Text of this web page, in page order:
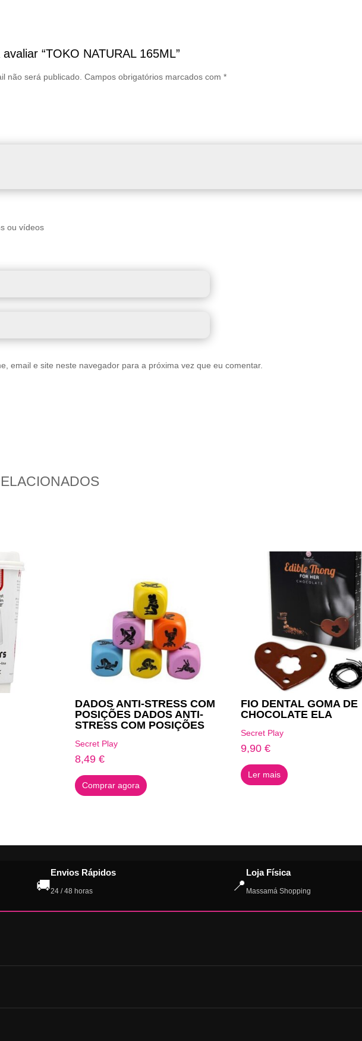
“TOKO NATURAL 165ML”
não será publicado. Campos obrigatórios marcados com*
ou vídeos
email e site neste navegador para a próxima vez que eu comentar.
DADOS ANTI-STRESS COM
POSIÇÕES DADOS ANTI-
STRESS COM POSIÇÕES
Secret Play
8,49€
Comprar agora
FIO DENTAL GOMA DE
CHOCOLATE ELA
Secret Play
9,90€
Ler mais
🚚
Envios Rápidos
24 / 48 horas 📍
Loja Física
Massamá Shopping